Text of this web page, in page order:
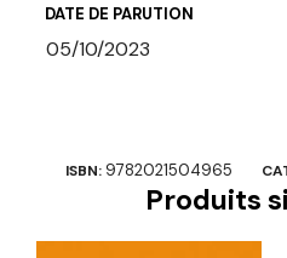
DATE DE PARUTION
05/10/2023
ISBN: 9782021504965
Produits